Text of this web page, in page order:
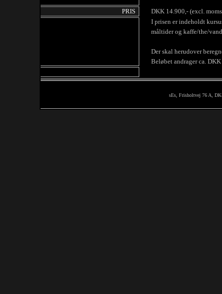
PRIS
DKK 14.900,- (excl.
I prisen er indeholdt
måltider og kaffe/the/vand
Der skal herudover
Beløbet andrager ca.
sEs, Frisholtvej 76 A, DK-8850